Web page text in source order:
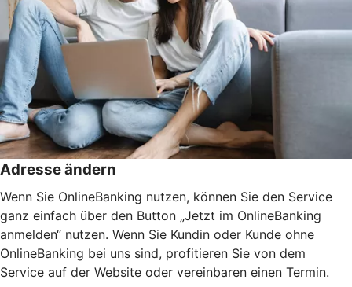
Adresse ändern
Wenn Sie OnlineBanking nutzen, können Sie den Service
ganz einfach über den Button „Jetzt im OnlineBanking
anmelden“ nutzen. Wenn Sie Kundin oder Kunde ohne
OnlineBanking bei uns sind, profitieren Sie von dem
Service auf der Website oder vereinbaren einen Termin.